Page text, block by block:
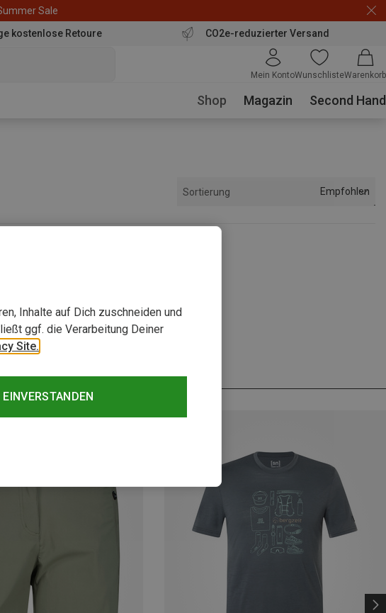
Sale
kostenlose Retoure CO2e-reduzierter Versand
Mein KontoWunschlisteWarenkorb
Shop Magazin Second Hand
Sortierung Empfohlen
Inhalte auf Dich zuschneiden und
ggf. die Verarbeitung Deiner
Site.
EINVERSTANDEN